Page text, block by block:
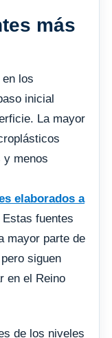
más
los
inicial
La mayor
y menos
elaborados a
fuentes
mayor parte de
siguen
en el Reino
de los niveles